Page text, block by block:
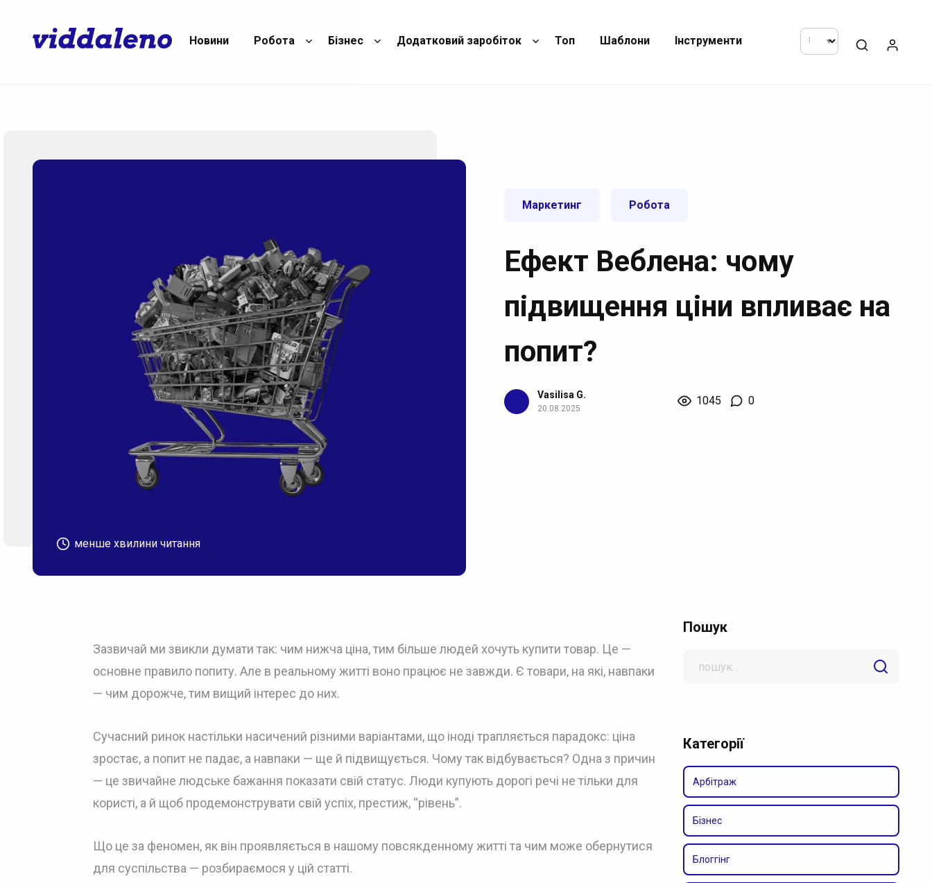
Новини Робота Бізнес Додатковий заробіток Топ Шаблони Інструменти
менше хвилини читання
Маркетинг Робота
Ефект Веблена: чому
підвищення ціни впливає на
попит?
Vasilisa G.
20.08.2025
1045 0
Зазвичай ми звикли думати так: чим нижча ціна, тим більше людей хочуть купити товар. Це —
основне правило попиту. Але в реальному житті воно працює не завжди. Є товари, на які, навпаки
— чим дорожче, тим вищий інтерес до них.
Сучасний ринок настільки насичений різними варіантами, що іноді трапляється парадокс: ціна
зростає, а попит не падає, а навпаки — ще й підвищується. Чому так відбувається? Одна з причин
— це звичайне людське бажання показати свій статус. Люди купують дорогі речі не тільки для
користі, а й щоб продемонструвати свій успіх, престиж, “рівень”.
Що це за феномен, як він проявляється в нашому повсякденному житті та чим може обернутися
для суспільства — розбираємося у цій статті.
Пошук
Категорії
Арбітраж
Бізнес
Блоггінг